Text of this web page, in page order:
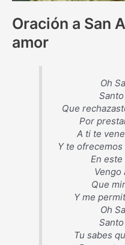
Oración a San
amor
Oh
Que
Por
A ti te
Y te
En
Vengo
Que
Y me
Oh
Tu sabes